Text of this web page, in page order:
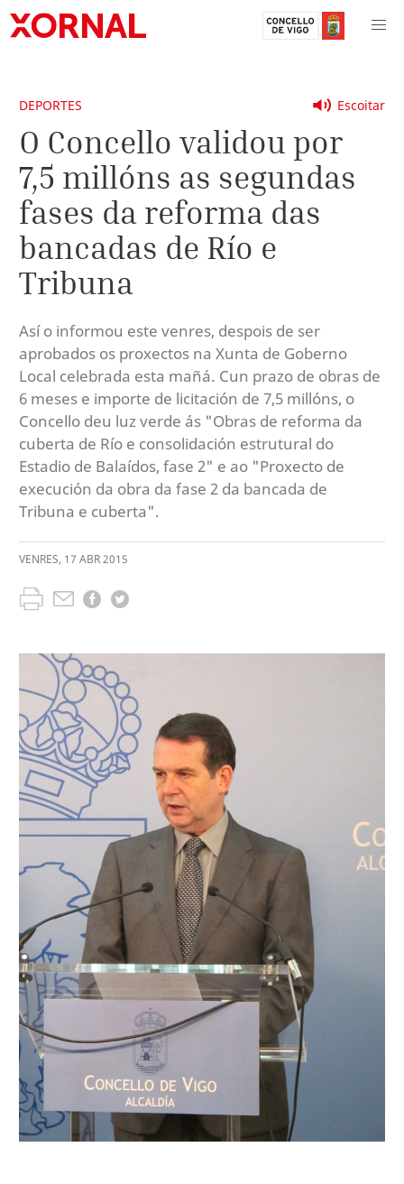
Escoitar
DEPORTES
O Concello validou por
7,5 millóns as segundas
fases da reforma das
bancadas de Río e
Tribuna
Así o informou este venres, despois de ser
aprobados os proxectos na Xunta de Goberno
Local celebrada esta mañá. Cun prazo de obras de
6 meses e importe de licitación de 7,5 millóns, o
Concello deu luz verde ás "Obras de reforma da
cuberta de Río e consolidación estrutural do
Estadio de Balaídos, fase 2" e ao "Proxecto de
execución da obra da fase 2 da bancada de
Tribuna e cuberta".
VENRES, 17 ABR2015